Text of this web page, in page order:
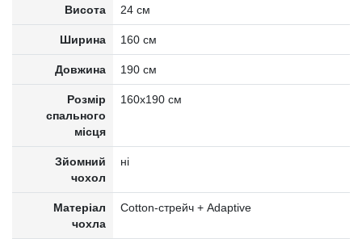
Висота 24 см
Ширина 160 см
Довжина 190 см
Розмір
спального
місця
160x190 см
Зйомний
чохол
ні
Матеріал
чохла
Cotton-стрейч + Adaptive